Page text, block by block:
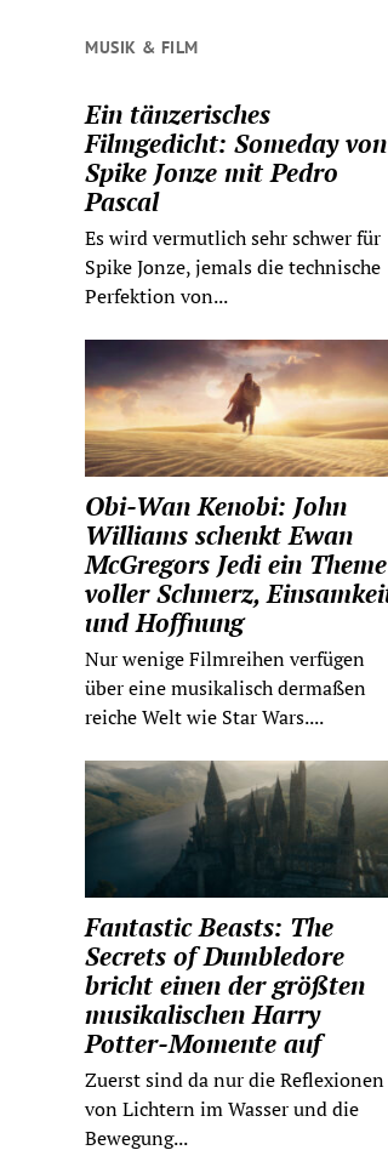
MUSIK & FILM
Ein tänzerisches
Filmgedicht: Someday von
Spike Jonze mit Pedro
Pascal
Es wird vermutlich sehr schwer für
Spike Jonze, jemals die technische
Perfektion von...
Obi-Wan Kenobi: John
Williams schenkt Ewan
McGregors Jedi ein Theme
voller Schmerz,
und Hoffnung
Nur wenige Filmreihen verfügen
über eine musikalisch dermaßen
reiche Welt wie Star Wars....
Fantastic Beasts: The
Secrets of Dumbledore
bricht einen der größten
musikalischen Harry
Potter-Momente auf
Zuerst sind da nur die Reflexionen
von Lichtern im Wasser und die
Bewegung...